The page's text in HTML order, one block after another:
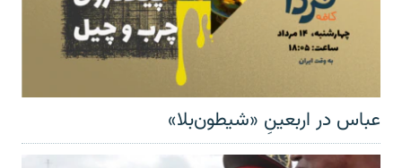
عباس در اربعینِ «شیطون‌بلا»